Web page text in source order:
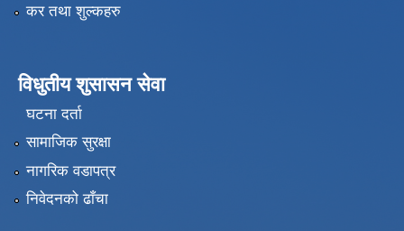
कर तथा शुल्कहरु
विधुतीय शुसासन सेवा
घटना दर्ता
सामाजिक सुरक्षा
नागरिक वडापत्र
निवेदनको ढाँचा